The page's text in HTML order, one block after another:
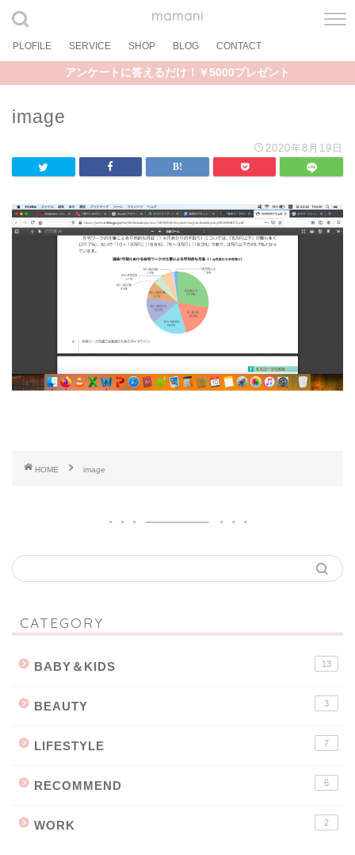
mamani
PLOFILE SERVICE SHOP BLOG CONTACT
アンケートに答えるだけ！￥5000プレゼント
image
2020年8月19日
HOME image
CATEGORY
BABY＆KIDS 13
BEAUTY 3
LIFESTYLE 7
RECOMMEND 6
WORK 2